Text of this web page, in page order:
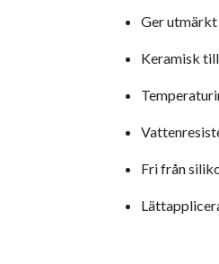
Ger
Keramisk
Fri från